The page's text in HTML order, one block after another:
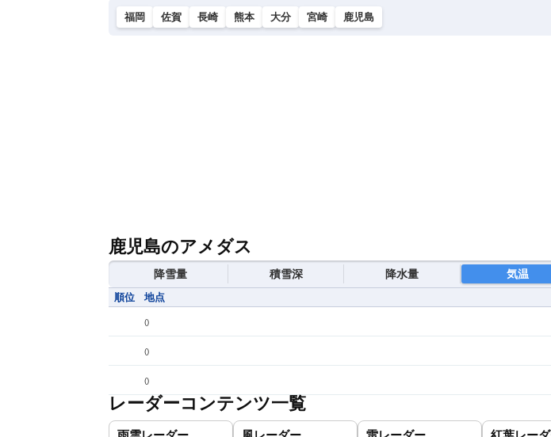
福岡 佐賀 長崎 熊本 大分 宮崎 鹿児島
鹿児島のアメダス
降雪量 積雪深 降水量 気温
順位 地点
()
()
()
レーダーコンテンツ一覧